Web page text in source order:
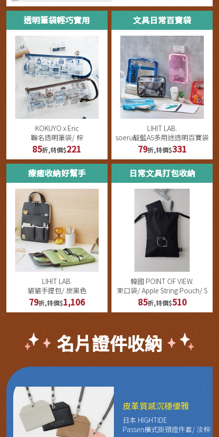
透明筆袋輕巧實用
KOKUYO x Eric
聯名透明筆袋/ 棕
85折,特價$221
文具日常百寶袋
LIHIT LAB.
soeru靛藍A5多用途透明百寶袋
79折,特價$331
療癒收納好幫手
LIHIT LAB.
貓貓手提包/ 炭黑色
79折,特價$1,106
日常文具打包收納
韓國 POINT OF VIEW.
束口袋/ Apple String Pouch/ S
85折,特價$510
名片證件收納
皮革質感沉穩優雅
日本 HIGHTIDE
Passen橫式掛頸證件套/ 淡棕